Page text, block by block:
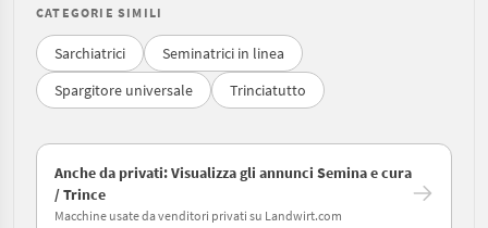
CATEGORIE SIMILI
Sarchiatrici
Seminatrici in linea
Spargitore universale
Trinciatutto
Anche da privati: Visualizza gli annunci Semina e cura
/ Trince
Macchine usate da venditori privati su Landwirt.com